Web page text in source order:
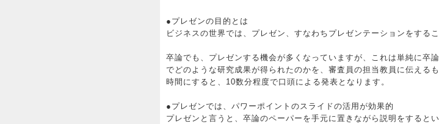
●プレゼンの目的とは
ビジネスの世界では、プレゼン、すなわちプレゼンテーションをする
卒論でも、プレゼンする機会が多くなっていますが、これは単純に卒
でどのような研究成果が得られたのかを、審査員の担当教員に伝えるも
時間にすると、10数分程度で口頭による発表となります。
●プレゼンでは、パワーポイントのスライドの活用が効果的
プレゼンと言うと、卒論のペーパーを手元に置きながら説明をすると